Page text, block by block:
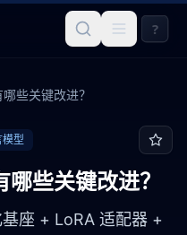
?
些关键改进？
型
些关键改进？
座 + LoRA 适配器 +